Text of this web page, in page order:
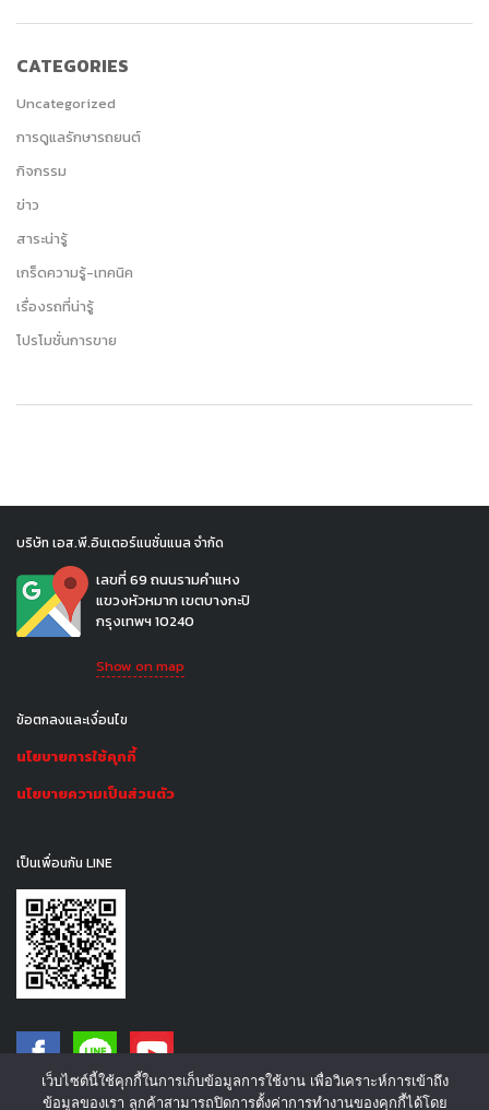
CATEGORIES
Uncategorized
การดูแลรักษารถยนต์
กิจกรรม
ข่าว
สาระน่ารู้
เกร็ดความรู้-เทคนิค
เรื่องรถที่น่ารู้
โปรโมชั่นการขาย
บริษัท เอส.พี.อินเตอร์แนชั่นแนล จำกัด
เลขที่ 69 ถนนรามคำแหง
แขวงหัวหมาก เขตบางกะปิ
กรุงเทพฯ 10240
Show on map
ข้อตกลงและเงื่อนไข
นโยบายการใช้คุกกี้
นโยบายความเป็นส่วนตัว
เป็นเพื่อนกัน LINE
เว็บไซต์นี้ใช้คุกกี้ในการเก็บข้อมูลการใช้งาน เพื่อวิเคราะห์การเข้าถึง
ข้อมูลของเรา ลูกค้าสามารถปิดการตั้งค่าการทำงานของคุกกี้ได้โดย